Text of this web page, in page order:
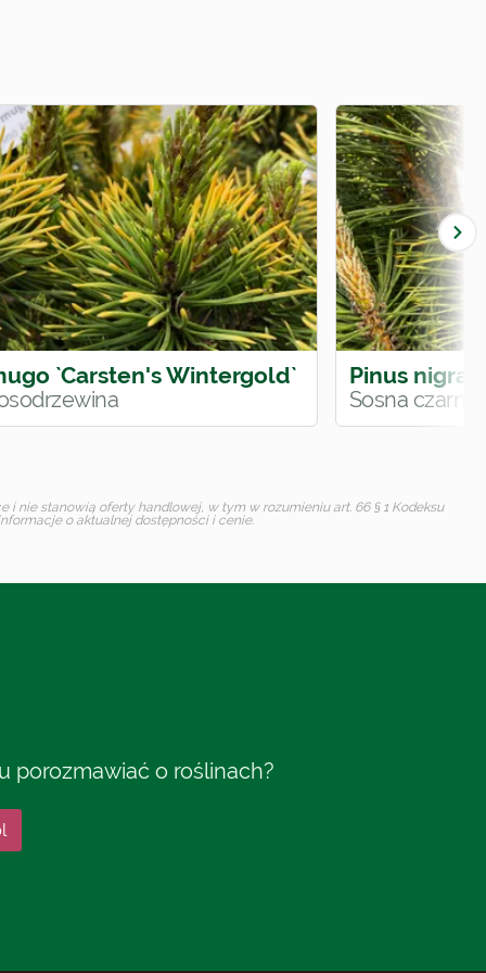
`Carsten's Wintergold` Pinus nigra
Sosna czarna
nie stanowią oferty handlowej, w tym w rozumieniu art. 66 § 1 Kodeksu
o aktualnej dostępności i cenie.
porozmawiać o roślinach?